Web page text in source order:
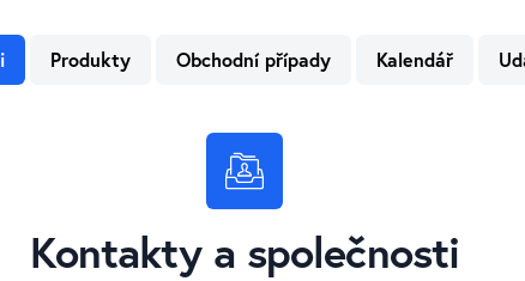
Produkty Obchodní případy Kalendář
Kontakty a společnosti